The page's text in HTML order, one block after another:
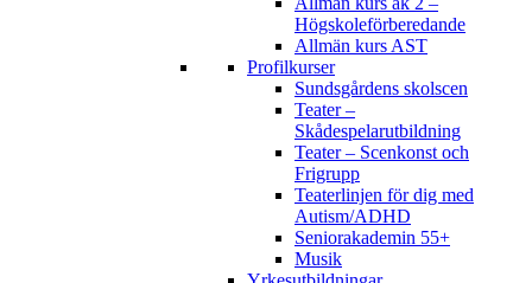
Högskoleförberedande
Allmän kurs AST
Profilkurser
Sundsgårdens skolscen
Teater –
Skådespelarutbildning
Teater – Scenkonst och
Frigrupp
Teaterlinjen för dig med
Autism/ADHD
Seniorakademin 55+
Musik